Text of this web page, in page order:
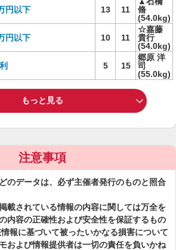
円以下 13 11
脩
(54.0kg)
円以下 10 11
☆嘉藤
貴行
(54.0kg)
5 15
郷原 洋
司
(55.0kg)
もっと見る
注意事項
のデータは、必ず主催者発行のものと照合
載されている情報の内容に関しては万全を
内容の正確性および安全性を保証するもの
報に基づいて被ったいかなる損害について
および情報提供者は一切の責任を負いかね